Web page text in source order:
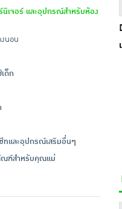
เจอร์ และอุปกรณ์สำหรับห้อง
นอน
ด็ก
ทและอุปกรณ์เสริมอื่นๆ
ณฑ์สำหรับคุณแม่